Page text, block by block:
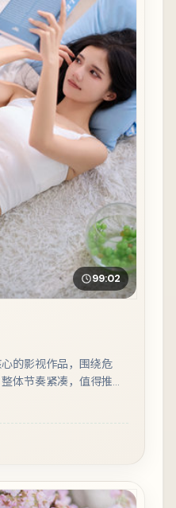
99:02
的影视作品，围绕危
体节奏紧凑，值得推荐